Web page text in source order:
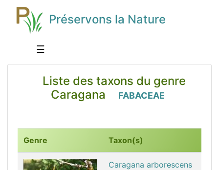
Préservons la Nature
☰
Liste des taxons du genre
Caragana
FABACEAE
Genre Taxon(s)
Caragana arborescens